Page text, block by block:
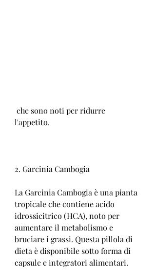
l'appetito.
2. Garcinia Cambogia
La Garcinia Cambogia è una pianta
tropicale che contiene acido
idrossicitrico (HCA), noto per
aumentare il metabolismo e
bruciare i grassi. Questa pillola di
dieta è disponibile sotto forma di
capsule e integratori alimentari.